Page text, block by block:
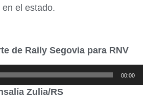
el estado.
de Raily Segovia para RNV
00:00
Zulia/RS